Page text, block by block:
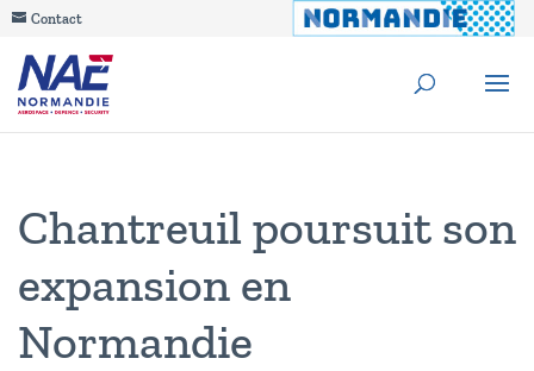
Contact
Chantreuil poursuit son
expansion en
Normandie